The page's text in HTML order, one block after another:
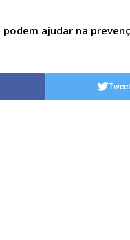
podem ajudar na
Tweet